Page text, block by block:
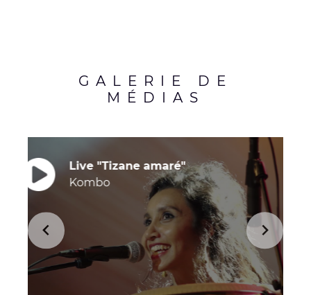
GALERIE DE
MÉDIAS
Live "Tizane amaré"
Kombo